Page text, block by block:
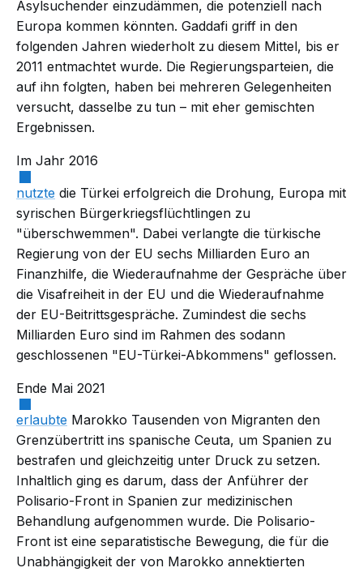
Asylsuchender einzudämmen, die potenziell nach
Europa kommen könnten. Gaddafi griff in den
folgenden Jahren wiederholt zu diesem Mittel, bis er
2011 entmachtet wurde. Die Regierungsparteien, die
auf ihn folgten, haben bei mehreren Gelegenheiten
versucht, dasselbe zu tun – mit eher gemischten
Ergebnissen.
Im Jahr 2016
nutzte die Türkei erfolgreich die Drohung, Europa mit
syrischen Bürgerkriegsflüchtlingen zu
"überschwemmen". Dabei verlangte die türkische
Regierung von der EU sechs Milliarden Euro an
Finanzhilfe, die Wiederaufnahme der Gespräche über
die Visafreiheit in der EU und die Wiederaufnahme
der EU-Beitrittsgespräche. Zumindest die sechs
Milliarden Euro sind im Rahmen des sodann
geschlossenen "EU-Türkei-Abkommens" geflossen.
Ende Mai 2021
erlaubte Marokko Tausenden von Migranten den
Grenzübertritt ins spanische Ceuta, um Spanien zu
bestrafen und gleichzeitig unter Druck zu setzen.
Inhaltlich ging es darum, dass der Anführer der
Polisario-Front in Spanien zur medizinischen
Behandlung aufgenommen wurde. Die Polisario-
Front ist eine separatistische Bewegung, die für die
Unabhängigkeit der von Marokko annektierten